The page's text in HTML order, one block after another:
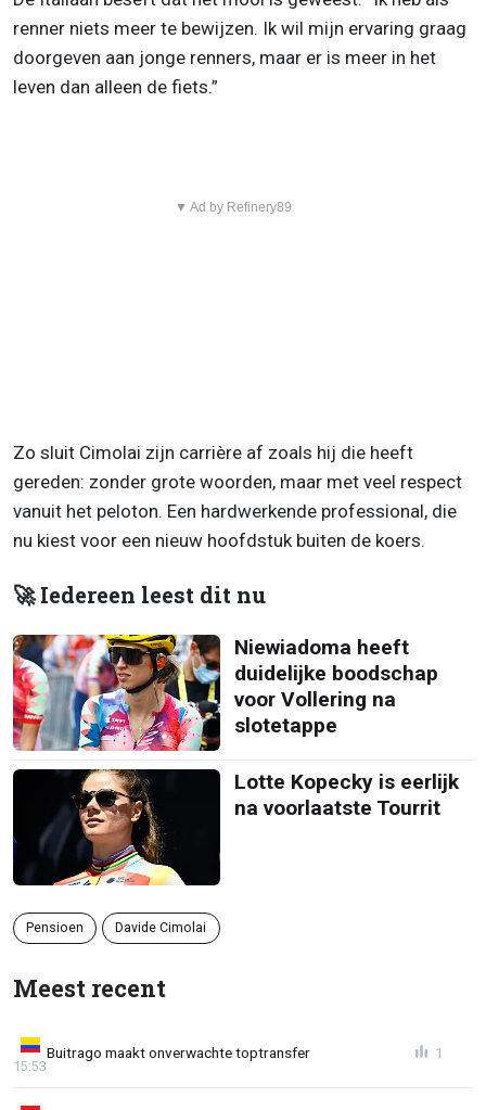
renner niets meer te bewijzen. Ik wil mijn ervaring graag
doorgeven aan jonge renners, maar er is meer in het
leven dan alleen de fiets.”
▼ Ad by Refinery89
Zo sluit Cimolai zijn carrière af zoals hij die heeft
gereden: zonder grote woorden, maar met veel respect
vanuit het peloton. Een hardwerkende professional, die
nu kiest voor een nieuw hoofdstuk buiten de koers.
🚀 Iedereen leest dit nu
Niewiadoma heeft
duidelijke boodschap
voor Vollering na
slotetappe
Lotte Kopecky is eerlijk
na voorlaatste Tourrit
Pensioen Davide Cimolai
Meest recent
Buitrago maakt onverwachte toptransfer
15:53
1